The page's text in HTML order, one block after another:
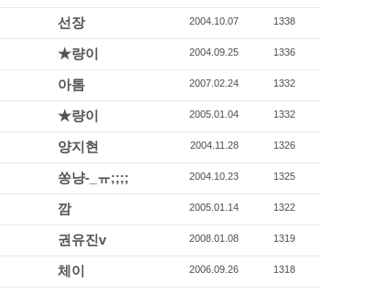
선장 2004.10.07 1338
★량이 2004.09.25 1336
아톰 2007.02.24 1332
★량이 2005.01.04 1332
양지현 2004.11.28 1326
쏭냥-_ㅠ;;;; 2004.10.23 1325
깜 2005.01.14 1322
권유진v 2008.01.08 1319
체이 2006.09.26 1318